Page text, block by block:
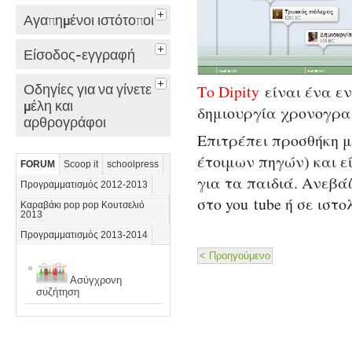
Αγαπημένοι ιστότοποι
Είσοδος-εγγραφή
Οδηγίες για να γίνετε
μέλη και
αρθρογράφοι
FORUM Scoop it schoolpress
Προγραμματισμός 2012-2013
Καραβάκι pop pop Κουτσελιό
2013
Προγραμματισμός 2013-2014
Ασύγχρονη
συζήτηση
Το Dipityείναι ένα
δημιουργία
Επιτρέπει προσθήκη
έτοιμων πηγών) και
για τα παιδιά.
στο you tube ή σε
< Προηγούμενο